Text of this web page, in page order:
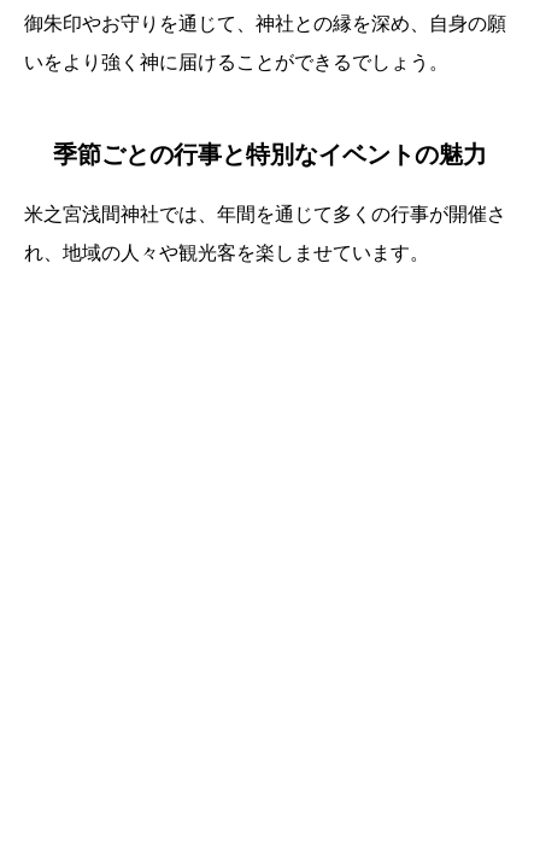
御朱印やお守りを通じて、神社との縁を深め、自身の願
いをより強く神に届けることができるでしょう。
季節ごとの行事と特別なイベントの魅力
米之宮浅間神社では、年間を通じて多くの行事が開催さ
れ、地域の人々や観光客を楽しませています。